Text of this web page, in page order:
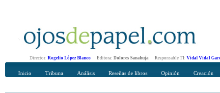
Director: Rogelio López Blanco Editora: Dolores Sanahuja Responsable TI: Vidal Vidal
Inicio Tribuna Análisis Reseñas de libros Opinión Creación